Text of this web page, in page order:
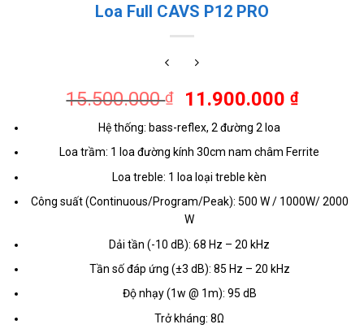
Loa Full CAVS P12 PRO
15.500.000₫ 11.900.000 ₫
Hệ thống: bass-reflex, 2 đường 2 loa
Loa trầm: 1 loa đường kính 30cm nam châm Ferrite
Loa treble: 1 loa loại treble kèn
Công suất (Continuous/Program/Peak): 500 W / 1000W/ 2000
W
Dải tần (-10 dB): 68 Hz – 20 kHz
Tần số đáp ứng (±3 dB): 85 Hz – 20 kHz
Độ nhạy (1w @ 1m): 95 dB
Trở kháng: 8Ω